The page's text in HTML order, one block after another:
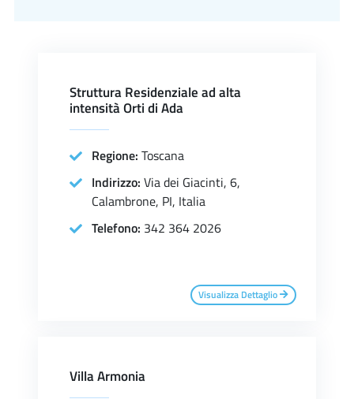
Struttura Residenziale ad alta
intensità Orti di Ada
Regione: Toscana
Indirizzo: Via dei Giacinti, 6,
Calambrone, PI, Italia
Telefono: 342 364 2026
Visualizza Dettaglio
Villa Armonia